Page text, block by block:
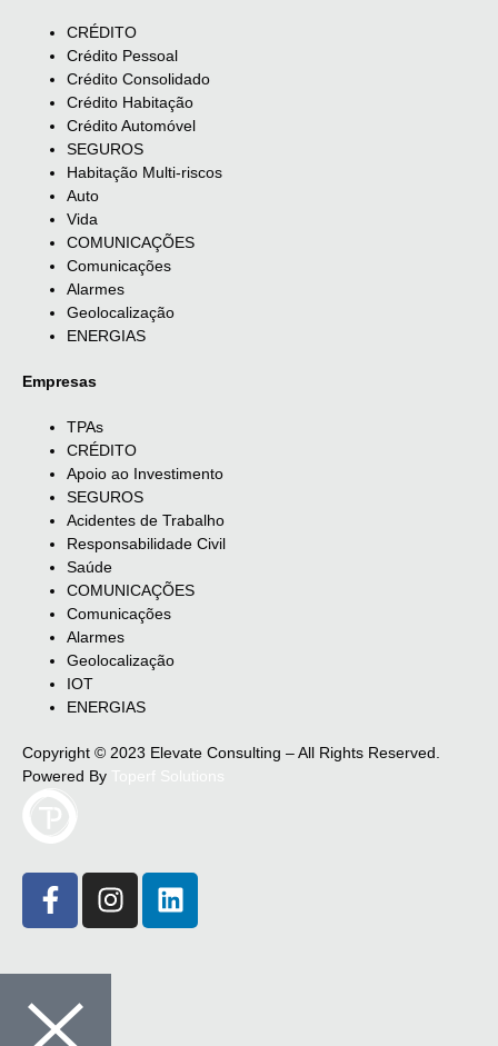
CRÉDITO
Crédito Pessoal
Crédito Consolidado
Crédito Habitação
Crédito Automóvel
SEGUROS
Habitação Multi-riscos
Auto
Vida
COMUNICAÇÕES
Comunicações
Alarmes
Geolocalização
ENERGIAS
Empresas
TPAs
CRÉDITO
Apoio ao Investimento
SEGUROS
Acidentes de Trabalho
Responsabilidade Civil
Saúde
COMUNICAÇÕES
Comunicações
Alarmes
Geolocalização
IOT
ENERGIAS
Copyright © 2023 Elevate Consulting – All Rights Reserved.
Powered By